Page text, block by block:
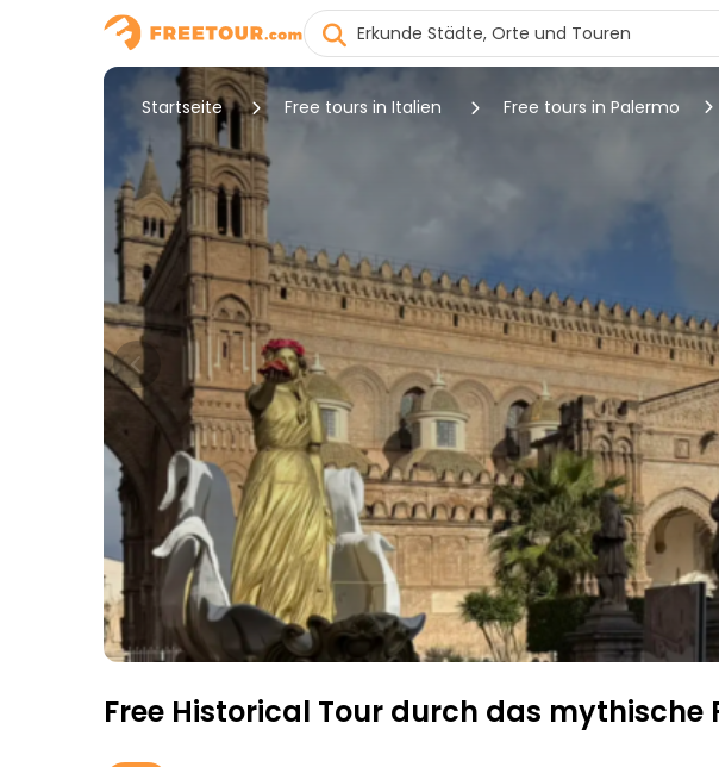
Startseite Free tours in Italien Free tours in Palermo
Free Historical Tour durch das mythische